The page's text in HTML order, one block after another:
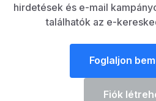
hirdetések és e-mail
találhatók az e-
Foglaljon
Fiók